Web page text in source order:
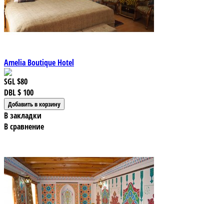
Amelia Boutique Hotel
SGL$80
DBL$ 100
В закладки
В сравнение